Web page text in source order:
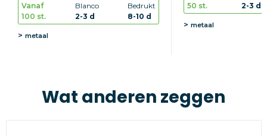
Vanaf
100 st.
Blanco
2-3 d
Bedrukt
8-10 d
metaal
50 st.
2-3 d
metaal
Wat anderen zeggen